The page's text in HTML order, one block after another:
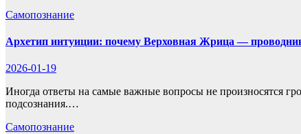
Самопознание
Архетип интуиции: почему Верховная Жрица — проводник
2026-01-19
Иногда ответы на самые важные вопросы не произносятся
подсознания.…
Самопознание